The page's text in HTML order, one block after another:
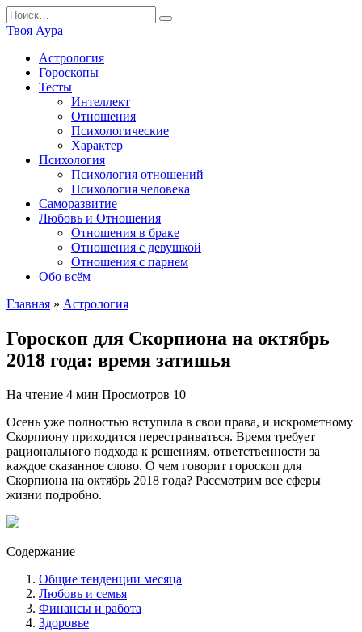
Перейти
к
содержанию
Search
for:
Твоя Аура
Астрология
Гороскопы
Тесты
Интеллект
Отношения
Психологические
Характер
Психология
Психология отношений
Психология человека
Саморазвитие
Любовь и Отношения
Отношения в браке
Отношения с девушкой
Отношения с парнем
Обо всём
Главная » Астрология
Гороскоп для Скорпиона на октябрь
2018 года: время затишья
На чтение 4 мин Просмотров 10
Осень уже полностью вступила в свои права, и искрометному
Скорпиону приходится перестраиваться. Время требует
рационального подхода к решениям, ответственности за
каждое сказанное слово. О чем говорит гороскоп для
Скорпиона на октябрь 2018 года? Рассмотрим все сферы
жизни подробно.
Содержание
Общие тенденции месяца
Любовь и семья
Финансы и работа
Здоровье